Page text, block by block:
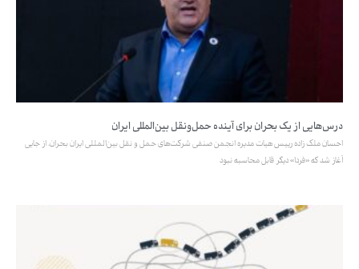
درس‌هایی از یک بحران برای آینده حمل‌ونقل بین‌المللی ایران
احسان ملک زاده رییس هیات مدیره انجمن صنفی شرکت‌های حمل و نقل بین‌المللی ایران بحران، از جایی
آغاز شد که «فردا» دیگر قابل محاسبه نبود